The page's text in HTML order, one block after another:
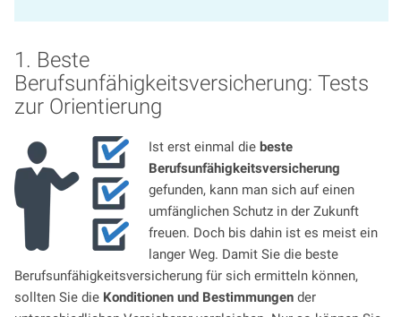
1. Beste
Berufsunfähigkeitsversicherung: Tests
zur Orientierung
Ist erst einmal die beste
Berufsunfähigkeitsversicherung
gefunden, kann man sich auf einen
umfänglichen Schutz in der Zukunft
freuen. Doch bis dahin ist es meist ein
langer Weg. Damit Sie die beste
Berufsunfähigkeitsversicherung für sich ermitteln können,
sollten Sie die Konditionen und Bestimmungender